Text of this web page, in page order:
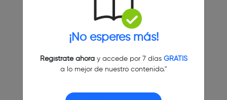
¡No esperes más!
Regístrate ahoray accede por 7 días GRATIS
a lo mejor de nuestro contenido."